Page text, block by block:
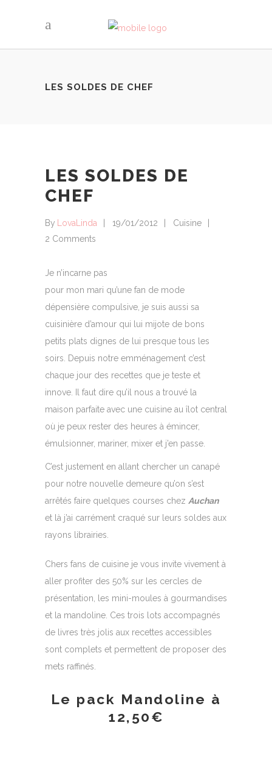
LES SOLDES DE CHEF
LES SOLDES DE
CHEF
By LovaLinda 19/01/2012
Cuisine
2 Comments
Je n’incarne pas
pour mon mari qu’une fan de mode
dépensière compulsive, je suis aussi sa
cuisinière d’amour qui lui mijote de bons
petits plats dignes de lui presque tous les
soirs. Depuis notre emménagement c’est
chaque jour des recettes que je teste et
innove. Il faut dire qu’il nous a trouvé la
maison parfaite avec une cuisine au îlot central
où je peux rester des heures à émincer,
émulsionner, mariner, mixer et j’en passe.
C’est justement en allant chercher un canapé
pour notre nouvelle demeure qu’on s’est
arrêtés faire quelques courses chez Auchan
et là j’ai carrément craqué sur leurs soldes aux
rayons librairies.
Chers fans de cuisine je vous invite vivement à
aller profiter des 50% sur les cercles de
présentation, les mini-moules à gourmandises
et la mandoline. Ces trois lots accompagnés
de livres très jolis aux recettes accessibles
sont complets et permettent de proposer des
mets raffinés.
Le pack Mandoline à
12,50€